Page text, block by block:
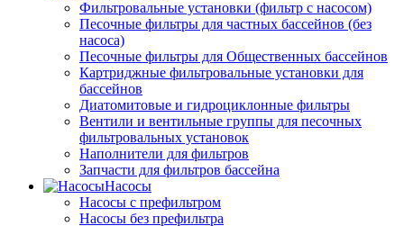
Фильтровальные установки (фильтр с насосом)
Песочные фильтры для частных бассейнов (без
насоса)
Песочные фильтры для Общественных бассейнов
Картриджные фильтровальные установки для
бассейнов
Диатомитовые и гидроциклонные фильтры
Вентили и вентильные группы для песочных
фильтровальных установок
Наполнители для фильтров
Запчасти для фильтров бассейна
Насосы
Насосы с префильтром
Насосы без префильтра